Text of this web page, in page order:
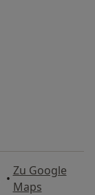
•
Zu Google
Maps